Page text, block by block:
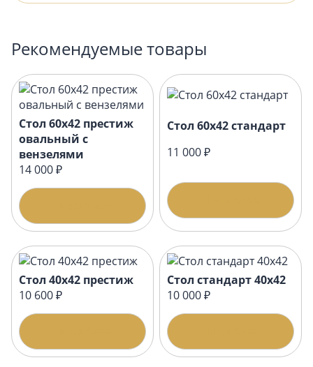
Рекомендуемые товары
Стол 60х42 престиж
овальный с
вензелями
14 000 ₽
Стол 60х42 стандарт
11 000 ₽
Стол 40х42 престиж
10 600 ₽
Стол стандарт 40х42
10 000 ₽